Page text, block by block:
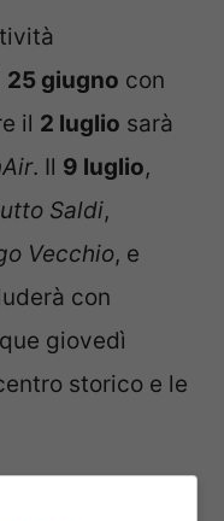
25 giugno con
il 2 luglio sarà
. Il 9 luglio,
Saldi,
Vecchio, e
con
giovedì
storico e le
sui costi o